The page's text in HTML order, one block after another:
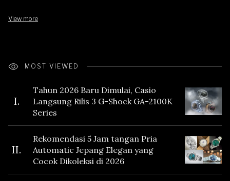
View more
MOST VIEWED
I.
Tahun 2026 Baru Dimulai, Casio
Langsung Rilis 3 G-Shock GA-2100K
Series
II.
Rekomendasi 5 Jam tangan Pria
Automatic Jepang Elegan yang
Cocok Dikoleksi di 2026